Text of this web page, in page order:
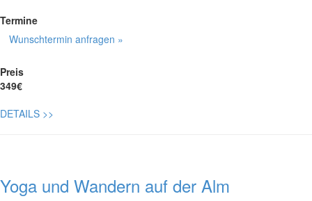
Termine
Wunschtermin anfragen »
Preis
349€
DETAILS >>
Yoga und Wandern auf der Alm